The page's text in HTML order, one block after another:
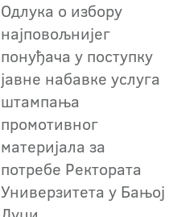
Одлука о избору
најповољнијег
понуђача у поступку
јавне набавке услуга
штампања
промотивног
материјала за
потребе Ректората
Универзитета у Бањој